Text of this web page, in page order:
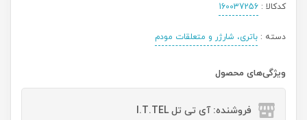
کدکالا : 160037256
دسته : باتری، شارژر و متعلقات مودم
ویژگی‌های محصول
فروشنده: آی تی تل I.T.TEL